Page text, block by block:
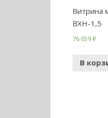
Витрина
ВХН-1,5
76 659₽
В